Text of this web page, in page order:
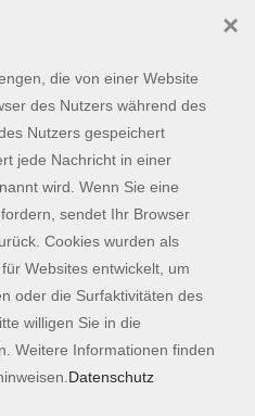
werden.
Kontaktformular
Impressum
AGB
Datenschutzerklärung
die von einer Website
des Nutzers während des
Nutzers gespeichert
jede Nachricht in einer
wird. Wenn Sie eine
sendet Ihr Browser
Cookies wurden als
Websites entwickelt, um
oder die Surfaktivitäten des
willigen Sie in die
Weitere Informationen finden
Datenschutz
×